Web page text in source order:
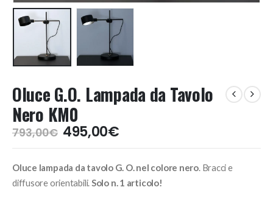
Oluce G.O. Lampada da Tavolo
Nero KM0
793,00€ Il
prezzo
era:
793,00€.
495,00€Il
prezzo
è:
495,00€.
Oluce lampada da tavolo G. O. nel colore nero. Bracci e
diffusore orientabili.Solo n. 1 articolo!